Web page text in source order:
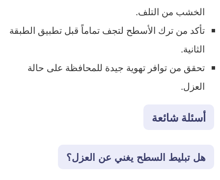
الخشب من التلف.
تأكد من ترك الأسطح لتجف تماماً قبل تطبيق الطبقة
الثانية.
تحقق من توافر تهوية جيدة للمحافظة على حالة
العزل.
أسئلة شائعة
هل تبليط السطح يغني عن العزل؟